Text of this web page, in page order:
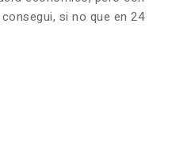
si no que en 24